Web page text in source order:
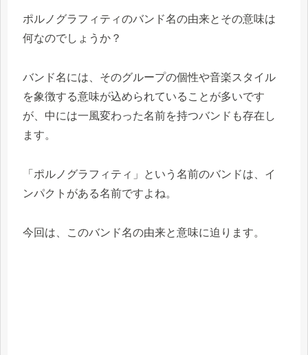
ポルノグラフィティのバンド名の由来とその意味は
何なのでしょうか？
バンド名には、そのグループの個性や音楽スタイル
を象徴する意味が込められていることが多いです
が、中には一風変わった名前を持つバンドも存在し
ます。
「ポルノグラフィティ」という名前のバンドは、イ
ンパクトがある名前ですよね。
今回は、このバンド名の由来と意味に迫ります。